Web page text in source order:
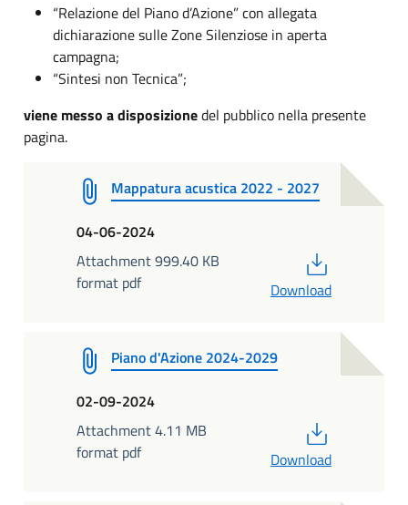
“Relazione del Piano d’Azione” con allegata
dichiarazione sulle Zone Silenziose in aperta
campagna;
“Sintesi non Tecnica”;
viene messo a disposizionedel pubblico nella presente
pagina.
Mappatura acustica 2022 - 2027
04-06-2024
Attachment 999.40 KB
format pdf
Download
Piano d'Azione 2024-2029
02-09-2024
Attachment 4.11 MB
format pdf
Download